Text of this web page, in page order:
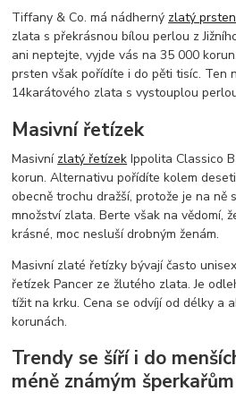
Tiffany & Co. má nádherný zlatý prsten
zlata s překrásnou bílou perlou z
ani neptejte, vyjde vás na 35 000
prsten však pořídíte i do pěti tisíc. Ten
14karátového zlata s vystouplou
Masivní řetízek
Masivní zlatý řetízek Ippolita Classico
korun. Alternativu pořídíte kolem
obecně trochu dražší, protože je na ně
množství zlata. Berte však na vědomí,
krásné, moc nesluší drobným ženám.
Masivní zlaté řetízky bývají často
řetízek Pancer ze žlutého zlata. Je
tížit na krku. Cena se odvíjí od délky a
korunách.
Trendy se šíří i do
méně známým šperkařům